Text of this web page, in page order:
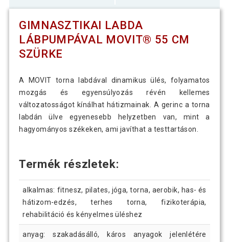
GIMNASZTIKAI LABDA
LÁBPUMPÁVAL MOVIT® 55 CM
SZÜRKE
A MOVIT torna labdával dinamikus ülés, folyamatos
mozgás és egyensúlyozás révén kellemes
változatosságot kínálhat hátizmainak. A gerinc a torna
labdán ülve egyenesebb helyzetben van, mint a
hagyományos székeken, ami javíthat a testtartáson.
Termék részletek:
alkalmas: fitnesz, pilates, jóga, torna, aerobik, has- és
hátizom-edzés, terhes torna, fizikoterápia,
rehabilitáció és kényelmes üléshez
anyag: szakadásálló, káros anyagok jelenlétére